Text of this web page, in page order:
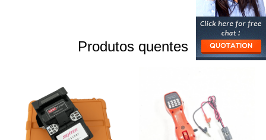
Produtos quentes